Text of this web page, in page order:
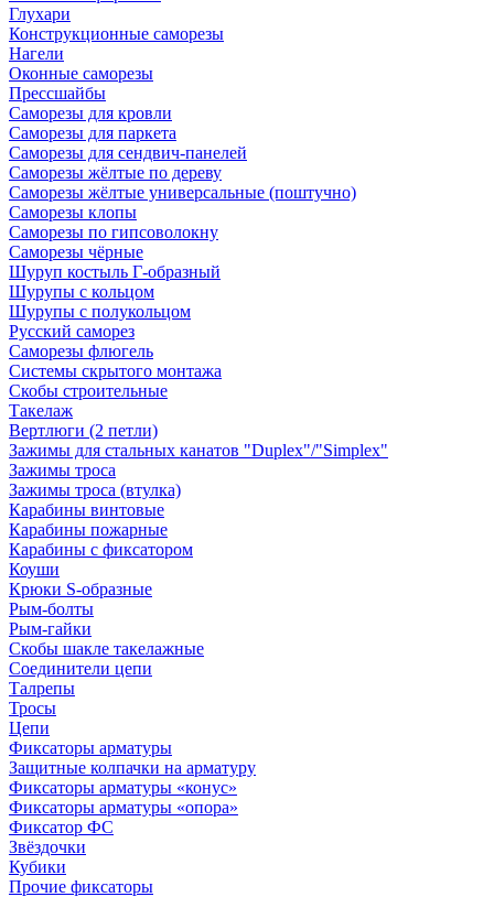
Глухари
Конструкционные саморезы
Нагели
Оконные саморезы
Прессшайбы
Саморезы для кровли
Саморезы для паркета
Саморезы для сендвич-панелей
Саморезы жёлтые по дереву
Саморезы жёлтые универсальные (поштучно)
Саморезы клопы
Саморезы по гипсоволокну
Саморезы чёрные
Шуруп костыль Г-образный
Шурупы с кольцом
Шурупы с полукольцом
Русский саморез
Саморезы флюгель
Системы скрытого монтажа
Скобы строительные
Такелаж
Вертлюги (2 петли)
Зажимы для стальных канатов "Duplex"/"Simplex"
Зажимы троса
Зажимы троса (втулка)
Карабины винтовые
Карабины пожарные
Карабины с фиксатором
Коуши
Крюки S-образные
Рым-болты
Рым-гайки
Скобы шакле такелажные
Соединители цепи
Талрепы
Тросы
Цепи
Фиксаторы арматуры
Защитные колпачки на арматуру
Фиксаторы арматуры «конус»
Фиксаторы арматуры «опора»
Фиксатор ФС
Звёздочки
Кубики
Прочие фиксаторы